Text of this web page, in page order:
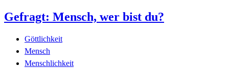
Gefragt: Mensch, wer bist du?
Göttlichkeit
Mensch
Menschlichkeit